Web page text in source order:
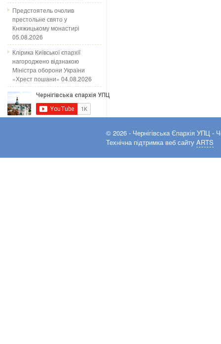
Предстоятель очолив
престольне свято у
Княжицькому монастирі
05.08.2026
Клірика Київської єпархії
нагороджено відзнакою
Міністра оборони України
«Хрест пошани» 04.08.2026
© 2026 - Чернігівська Єпархія УПЦ -
Технічна підтримка веб сайту ARTS